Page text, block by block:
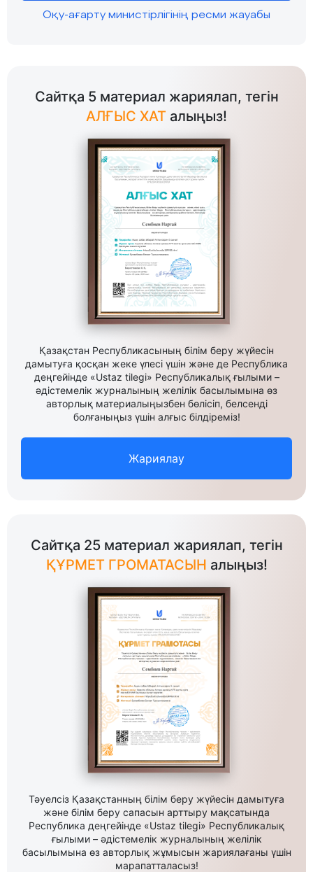
Оқу-ағарту министірлігінің ресми жауабы
Сайтқа 5 материал жариялап, тегін
АЛҒЫС ХАТ алыңыз!
Қазақстан Республикасының білім беру жүйесін
дамытуға қосқан жеке үлесі үшін және де Республика
деңгейінде «Ustaz tilegi» Республикалық ғылыми –
әдістемелік журналының желілік басылымына өз
авторлық материалыңызбен бөлісіп, белсенді
болғаныңыз үшін алғыс білдіреміз!
Жариялау
Сайтқа 25 материал жариялап, тегін
ҚҰРМЕТ ГРОМАТАСЫН алыңыз!
Тәуелсіз Қазақстанның білім беру жүйесін дамытуға
және білім беру сапасын арттыру мақсатында
Республика деңгейінде «Ustaz tilegi» Республикалық
ғылыми – әдістемелік журналының желілік
басылымына өз авторлық жұмысын жариялағаны үшін
марапатталасыз!